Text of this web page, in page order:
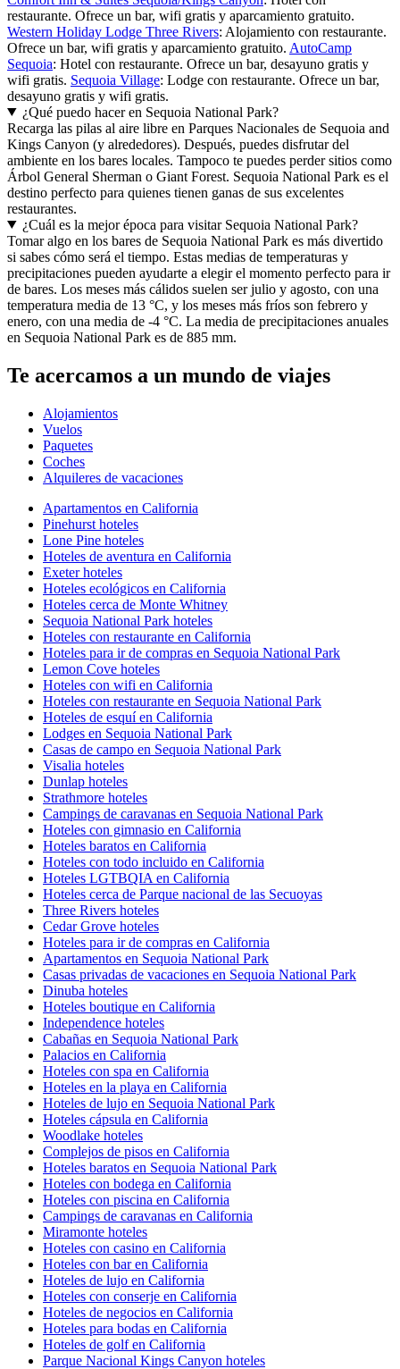
restaurante. Ofrece un bar, wifi gratis y aparcamiento gratuito.
Western Holiday Lodge Three Rivers: Alojamiento con restaurante.
Ofrece un bar, wifi gratis y aparcamiento gratuito. AutoCamp
Sequoia: Hotel con restaurante. Ofrece un bar, desayuno gratis y
wifi gratis. Sequoia Village: Lodge con restaurante. Ofrece un bar,
desayuno gratis y wifi gratis.
¿Qué puedo hacer en Sequoia National Park?
Recarga las pilas al aire libre en Parques Nacionales de Sequoia and
Kings Canyon (y alrededores). Después, puedes disfrutar del
ambiente en los bares locales. Tampoco te puedes perder sitios como
Árbol General Sherman o Giant Forest. Sequoia National Park es el
destino perfecto para quienes tienen ganas de sus excelentes
restaurantes.
¿Cuál es la mejor época para visitar Sequoia National Park?
Tomar algo en los bares de Sequoia National Park es más divertido
si sabes cómo será el tiempo. Estas medias de temperaturas y
precipitaciones pueden ayudarte a elegir el momento perfecto para ir
de bares. Los meses más cálidos suelen ser julio y agosto, con una
temperatura media de 13 °C, y los meses más fríos son febrero y
enero, con una media de -4 °C. La media de precipitaciones anuales
en Sequoia National Park es de 885 mm.
Te acercamos a un mundo de viajes
Alojamientos
Vuelos
Paquetes
Coches
Alquileres de vacaciones
Apartamentos en California
Pinehurst hoteles
Lone Pine hoteles
Hoteles de aventura en California
Exeter hoteles
Hoteles ecológicos en California
Hoteles cerca de Monte Whitney
Sequoia National Park hoteles
Hoteles con restaurante en California
Hoteles para ir de compras en Sequoia National Park
Lemon Cove hoteles
Hoteles con wifi en California
Hoteles con restaurante en Sequoia National Park
Hoteles de esquí en California
Lodges en Sequoia National Park
Casas de campo en Sequoia National Park
Visalia hoteles
Dunlap hoteles
Strathmore hoteles
Campings de caravanas en Sequoia National Park
Hoteles con gimnasio en California
Hoteles baratos en California
Hoteles con todo incluido en California
Hoteles LGTBQIA en California
Hoteles cerca de Parque nacional de las Secuoyas
Three Rivers hoteles
Cedar Grove hoteles
Hoteles para ir de compras en California
Apartamentos en Sequoia National Park
Casas privadas de vacaciones en Sequoia National Park
Dinuba hoteles
Hoteles boutique en California
Independence hoteles
Cabañas en Sequoia National Park
Palacios en California
Hoteles con spa en California
Hoteles en la playa en California
Hoteles de lujo en Sequoia National Park
Hoteles cápsula en California
Woodlake hoteles
Complejos de pisos en California
Hoteles baratos en Sequoia National Park
Hoteles con bodega en California
Hoteles con piscina en California
Campings de caravanas en California
Miramonte hoteles
Hoteles con casino en California
Hoteles con bar en California
Hoteles de lujo en California
Hoteles con conserje en California
Hoteles de negocios en California
Hoteles para bodas en California
Hoteles de golf en California
Parque Nacional Kings Canyon hoteles